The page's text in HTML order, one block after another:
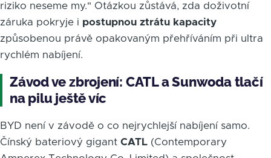
riziko neseme my." Otázkou zůstává, zda doživotní
záruka pokryje i postupnou ztrátu kapacity
způsobenou právě opakovaným přehříváním při ultra
rychlém nabíjení.
Závod ve zbrojení: CATL a Sunwoda tlačí
na pilu ještě víc
BYD není v závodě o co nejrychlejší nabíjení samo.
Čínský bateriový gigant CATL (Contemporary